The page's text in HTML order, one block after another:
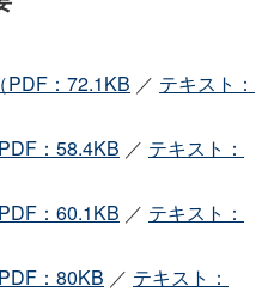
PDF：72.1KB ／ テキスト：
：58.4KB ／ テキスト：
：60.1KB ／ テキスト：
：80KB ／ テキスト：